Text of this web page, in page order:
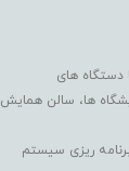
دستگاه های
ها، سالن همایش
ریزی سیستم